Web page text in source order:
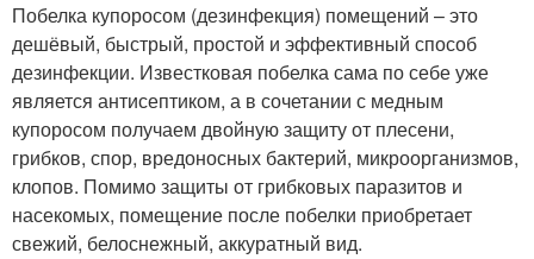
Побелка купоросом (дезинфекция) помещений – это
дешёвый, быстрый, простой и эффективный способ
дезинфекции. Известковая побелка сама по себе уже
является антисептиком, а в сочетании с медным
купоросом получаем двойную защиту от плесени,
грибков, спор, вредоносных бактерий, микроорганизмов,
клопов. Помимо защиты от грибковых паразитов и
насекомых, помещение после побелки приобретает
свежий, белоснежный, аккуратный вид.